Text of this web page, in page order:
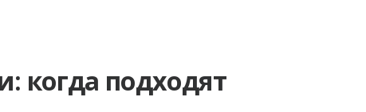
когда подходят